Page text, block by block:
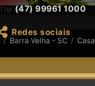
TIM (47) 99961 1000
Redes sociais
Barra Velha - SC
Casa